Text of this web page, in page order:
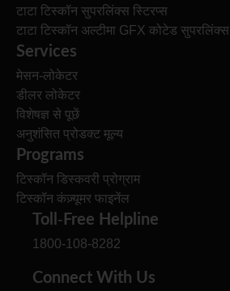
टाटा टिस्कॉन सुपरलिंक्स स्टिरप्स
टाटा टिस्कॉन अल्टीमा GFX कोटेड सुपरलिंक्स
Services
मेसन-लोकेटर
डीलर लोकेटर
विशेषज्ञ से पूछें
अनुशंसित प्रोडक्ट मूल्य
Programs
टिस्कॉन डिस्कवरी प्रोग्राम
टिस्कॉन कंज़्यूमर फाइनेंल
Toll-Free Helpline
1800-108-8282
Connect With Us